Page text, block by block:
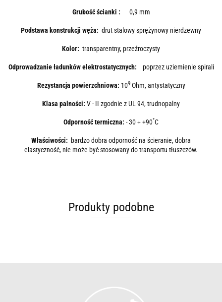
Grubość ścianki : 0,9 mm
Podstawa konstrukcji węża: drut stalowy sprężynowy nierdzewny
Kolor: transparentny, przeźroczysty
Odprowadzanie ładunków elektrostatycznych: poprzez uziemienie spirali
Rezystancja powierzchniowa: 109 Ohm, antystatyczny
Klasa palności: V - II zgodnie z UL 94, trudnopalny
Odporność termiczna: - 30 ÷ +90°C
Właściwości: bardzo dobra odporność na ścieranie, dobra
elastyczność, nie może być stosowany do transportu tłuszczów.
Produkty podobne